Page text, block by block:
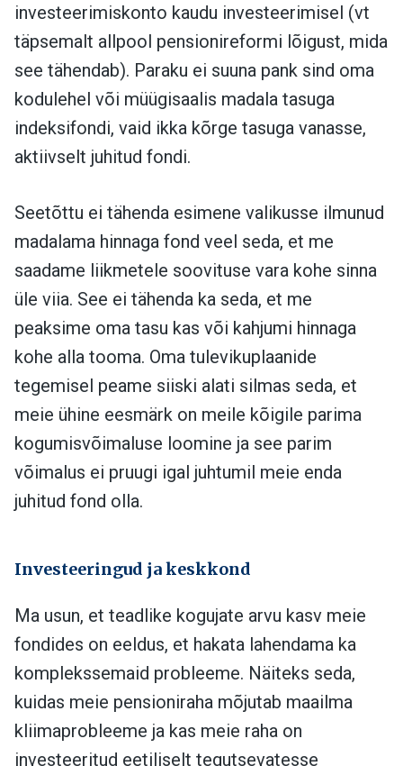
investeerimiskonto kaudu investeerimisel (vt
täpsemalt allpool pensionireformi lõigust, mida
see tähendab). Paraku ei suuna pank sind oma
kodulehel või müügisaalis madala tasuga
indeksifondi, vaid ikka kõrge tasuga vanasse,
aktiivselt juhitud fondi.
Seetõttu ei tähenda esimene valikusse ilmunud
madalama hinnaga fond veel seda, et me
saadame liikmetele soovituse vara kohe sinna
üle viia. See ei tähenda ka seda, et me
peaksime oma tasu kas või kahjumi hinnaga
kohe alla tooma. Oma tulevikuplaanide
tegemisel peame siiski alati silmas seda, et
meie ühine eesmärk on meile kõigile parima
kogumisvõimaluse loomine ja see parim
võimalus ei pruugi igal juhtumil meie enda
juhitud fond olla.
Investeeringud ja keskkond
Ma usun, et teadlike kogujate arvu kasv meie
fondides on eeldus, et hakata lahendama ka
komplekssemaid probleeme. Näiteks seda,
kuidas meie pensioniraha mõjutab maailma
kliimaprobleeme ja kas meie raha on
investeeritud eetiliselt tegutsevatesse